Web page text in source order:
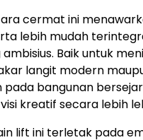
cermat ini
lebih mudah
Baik untuk
langit modern
bangunan
kreatif secara lebih
lift ini terletak pada